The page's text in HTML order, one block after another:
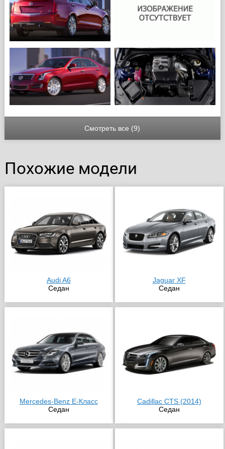
Смотреть все (9)
Похожие модели
Audi A6
Седан
Jaguar XF
Седан
Mercedes-Benz E-Класс
Седан
Cadillac CTS (2014)
Седан